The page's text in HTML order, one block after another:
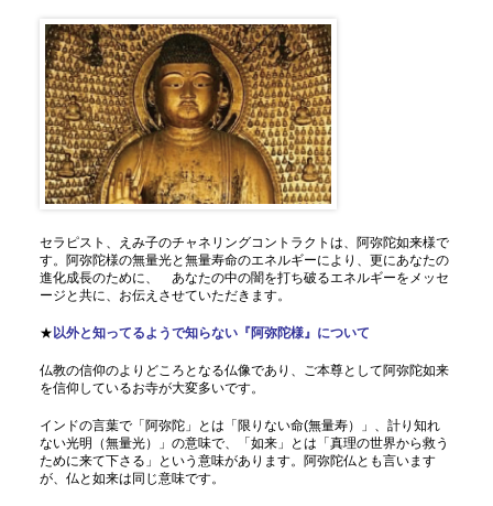
セラピスト、えみ子のチャネリングコントラクトは、阿弥陀如来様で
す。阿弥陀様の無量光と無量寿命のエネルギーにより、更にあなたの
進化成長のために、 あなたの中の闇を打ち破るエネルギーをメッセ
ージと共に、お伝えさせていただきます。
★以外と知ってるようで知らない『阿弥陀様』について
仏教の信仰のよりどころとなる仏像であり、ご本尊として阿弥陀如来
を信仰しているお寺が大変多いです。
インドの言葉で「阿弥陀」とは「限りない命(無量寿）」、計り知れ
ない光明（無量光）」の意味で、「如来」とは「真理の世界から救う
ために来て下さる」という意味があります。阿弥陀仏とも言います
が、仏と如来は同じ意味です。